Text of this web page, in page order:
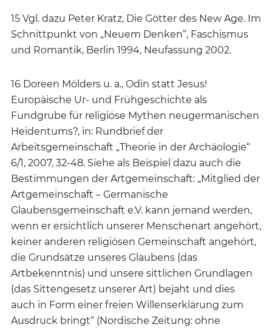
15 Vgl. dazu Peter Kratz, Die Götter des New Age. Im
Schnittpunkt von „Neuem Denken“, Faschismus
und Romantik, Berlin 1994, Neufassung 2002.
16 Doreen Mölders u. a., Odin statt Jesus!
Europäische Ur- und Frühgeschichte als
Fundgrube für religiöse Mythen neugermanischen
Heidentums?, in: Rundbrief der
Arbeitsgemeinschaft „Theorie in der Archäologie“
6/1, 2007, 32-48. Siehe als Beispiel dazu auch die
Bestimmungen der Artgemeinschaft: „Mitglied der
Artgemeinschaft – Germanische
Glaubensgemeinschaft e.V. kann jemand werden,
wenn er ersichtlich unserer Menschenart angehört,
keiner anderen religiösen Gemeinschaft angehört,
die Grundsätze unseres Glaubens (das
Artbekenntnis) und unsere sittlichen Grundlagen
(das Sittengesetz unserer Art) bejaht und dies
auch in Form einer freien Willenserklärung zum
Ausdruck bringt“ (Nordische Zeitung: ohne